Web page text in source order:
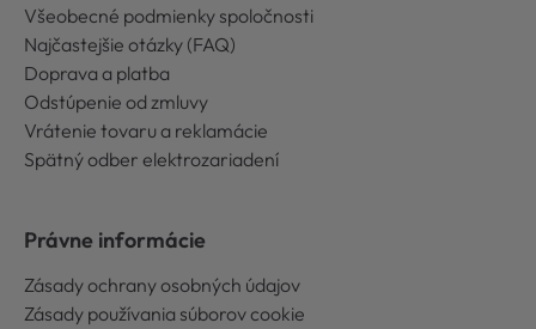
Všeobecné podmienky spoločnosti
Najčastejšie otázky (FAQ)
Doprava a platba
Odstúpenie od zmluvy
Vrátenie tovaru a reklamácie
Spätný odber elektrozariadení
Právne informácie
Zásady ochrany osobných údajov
Zásady používania súborov cookie